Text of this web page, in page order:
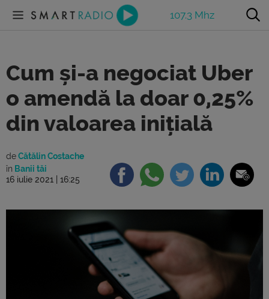
107.3 Mhz
Cum și-a negociat Uber
o amendă la doar 0,25%
din valoarea inițială
deCătălin Costache
în Banii tăi
16 iulie 2021 | 16:25